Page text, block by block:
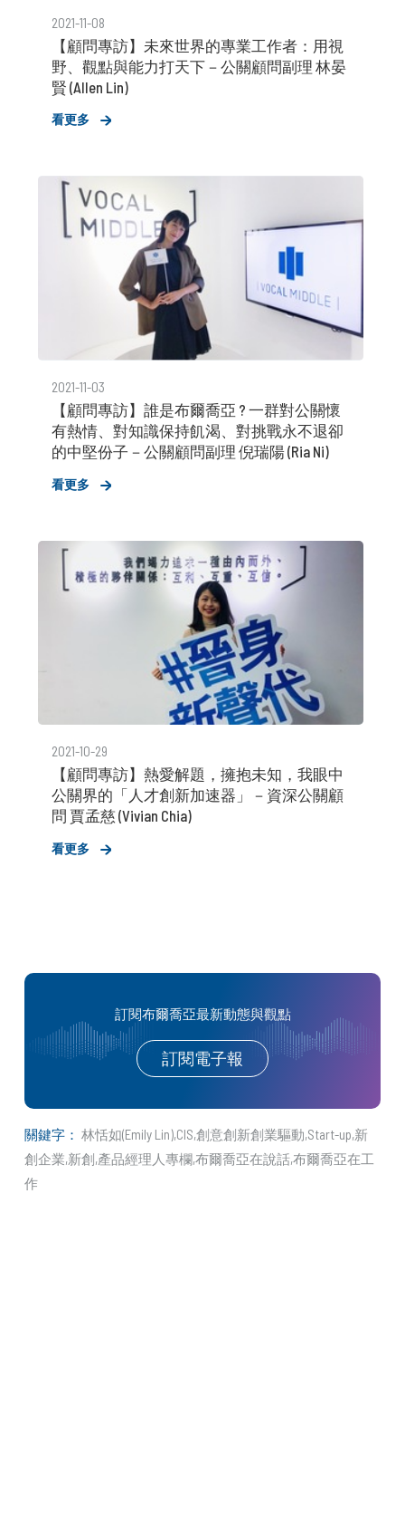
2021-11-08
【顧問專訪】未來世界的專業工作者：用視
野、觀點與能力打天下－公關顧問副理 林晏
賢 (Allen Lin)
看更多
2021-11-03
【顧問專訪】誰是布爾喬亞 ? 一群對公關懷
有熱情、對知識保持飢渴、對挑戰永不退卻
的中堅份子－公關顧問副理 倪瑞陽 (Ria Ni)
看更多
2021-10-29
【顧問專訪】熱愛解題，擁抱未知，我眼中
公關界的「人才創新加速器」－資深公關顧
問 賈孟慈 (Vivian Chia)
看更多
訂閱布爾喬亞最新動態與觀點
訂閱電子報
關鍵字： 林恬如(Emily Lin)CIS 創意創新創業驅動 Start-up 新
創企業 新創 產品經理人專欄布爾喬亞在說話布爾喬亞在工
作